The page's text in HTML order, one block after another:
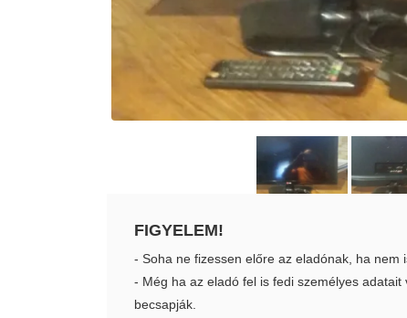
FIGYELEM!
- Soha ne fizessen előre az eladónak, ha nem
- Még ha az eladó fel is fedi személyes
becsapják.